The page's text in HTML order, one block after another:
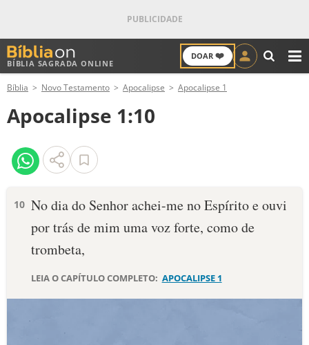
BÍBLIA SAGRADA ONLINE
DOAR ❤️
ANTIGO TESTAMENTO
NOVO TESTAMENTO
VERSÍCULOS
PALAVRA DO DIA
DEVOCIONAL DIÁRIO
Bíblia Novo Testamento Apocalipse Apocalipse 1
Apocalipse 1:10
10 No dia do Senhor achei-me no Espírito e ouvi
por trás de mim uma voz forte, como de
trombeta,
LEIA O CAPÍTULO COMPLETO: APOCALIPSE 1